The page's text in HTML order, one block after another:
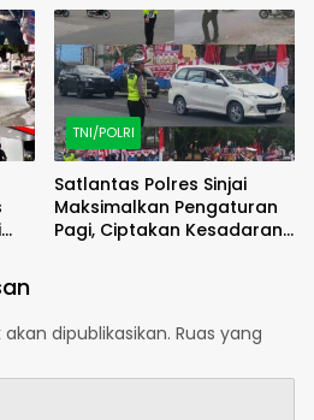
TNI/POLRI
Satlantas Polres Sinjai
Maksimalkan Pengaturan
Pagi, Ciptakan Kesadaran
dipublikasikan. Ruas yang